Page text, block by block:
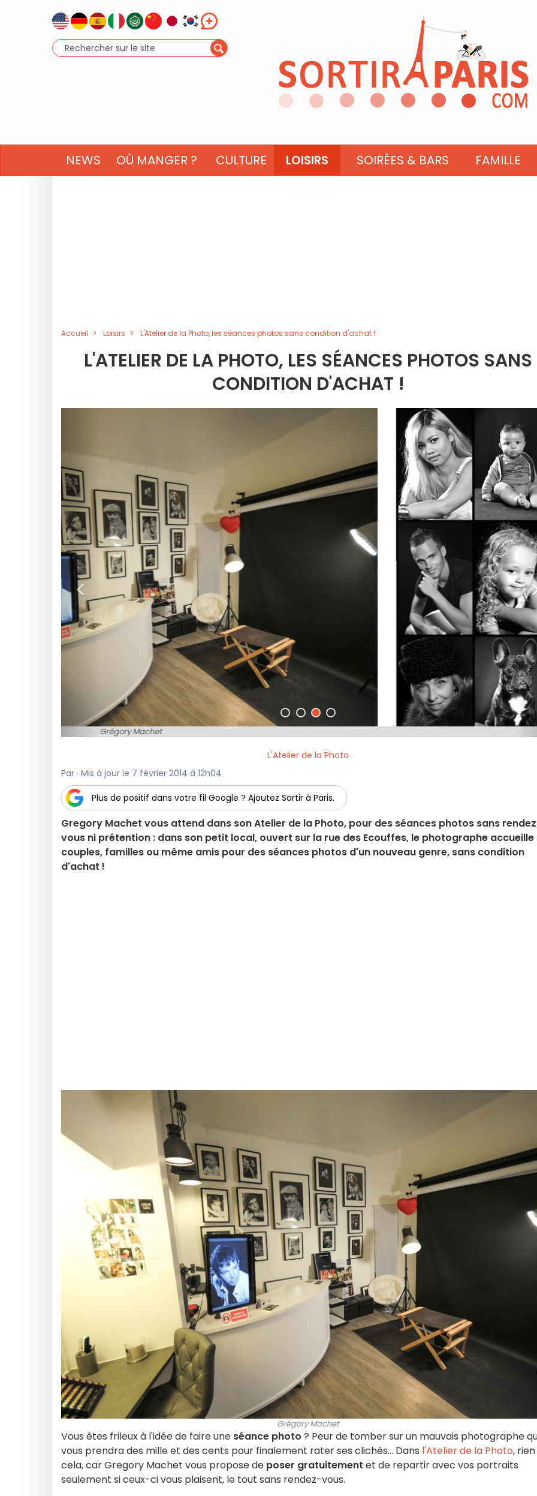
NEWS OÙ MANGER ? CULTURE LOISIRS SOIRÉES & BARS FAMILLE
Accueil Loisirs L'Atelier de la Photo, les séances photos sans condition d'achat !
L'ATELIER DE LA PHOTO, LES SÉANCES PHOTOS SANS
CONDITION D'ACHAT !
<
L'Atelier de la Photo
Par · Mis à jour le 7 février 2014 à 12h04
Plus de positif dans votre fil Google ? Ajoutez Sortir à Paris.
Gregory Machet vous attend dans son Atelier de la Photo, pour des séances photos sans
vous ni prétention : dans son petit local, ouvert sur la rue des Ecouffes, le photographe accueille
couples, familles ou même amis pour des séances photos d'un nouveau genre, sans condition
d'achat !
Grégory Machet
Vous êtes frileux à l'idée de faire une séance photo ? Peur de tomber sur un mauvais photographe
vous prendra des mille et des cents pour finalement rater ses clichés... Dans l'Atelier de la Photo,
cela, car Gregory Machet vous propose de poser gratuitement et de repartir avec vos portraits
seulement si ceux-ci vous plaisent, le tout sans rendez-vous.